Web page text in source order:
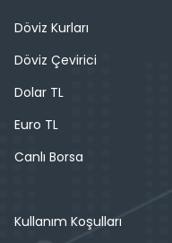
Döviz Kurları
Döviz Çevirici
Dolar TL
Euro TL
Canlı Borsa
Kullanım Koşulları